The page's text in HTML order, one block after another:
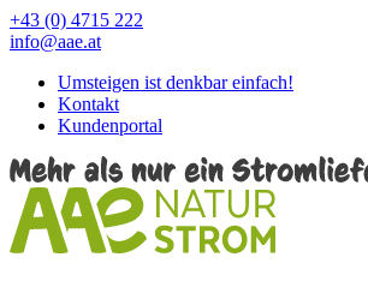
+43 (0) 4715 222
info@aae.at
Umsteigen ist denkbar einfach!
Kontakt
Kundenportal